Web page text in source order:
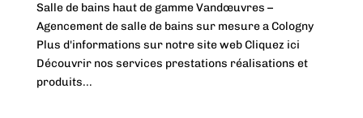
Salle de bains haut de gamme Vandœuvres –
Agencement de salle de bains sur mesure a Cologny
Plus d'informations sur notre site web Cliquez ici
Découvrir nos services prestations réalisations et
produits...